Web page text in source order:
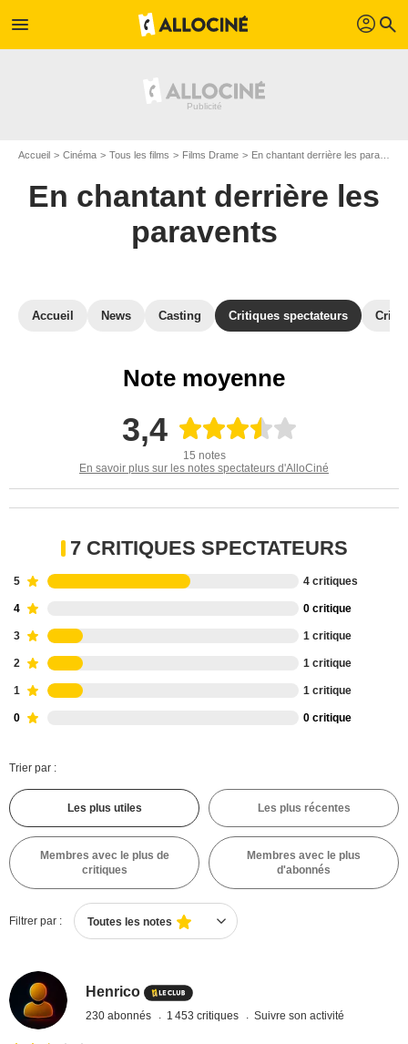
menu profil search
Accueil Cinéma Tous les films Films Drame En chantant derrière les paravents
En chantant derrière les
paravents
Accueil News Casting Critiques spectateurs
Note moyenne
3,4
15 notes
En savoir plus sur les notes spectateurs d'AlloCiné
7 CRITIQUES SPECTATEURS
5 4 critiques
4 0 critique
3 1 critique
2 1 critique
1 1 critique
0 0 critique
Trier par :
Les plus utiles Les plus récentes
Membres avec le plus de
critiques
Membres avec le plus
d'abonnés
Filtrer par : Toutes les notes
Henrico
230 abonnés 1 453 critiques Suivre son activité